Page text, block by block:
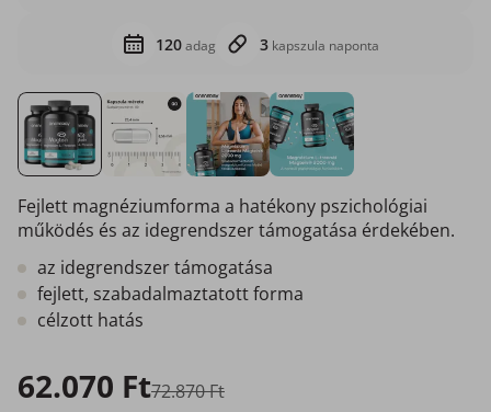
120adag 3 kapszula naponta
Fejlett magnéziumforma a hatékony pszichológiai
működés és az idegrendszer támogatása érdekében.
az idegrendszer támogatása
fejlett, szabadalmaztatott forma
célzott hatás
62.070 Ft72.870 Ft